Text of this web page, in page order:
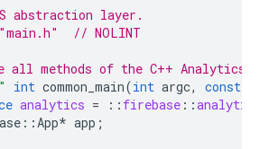
abstraction layer.
"main.h"
  // NOLINT
all methods of the C++ Analytics
int common_main(int argc, const
analytics = :: firebase ::analytics
::App* app ;